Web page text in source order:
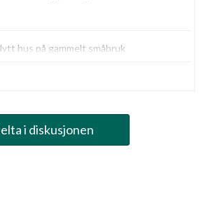
hus på gammelt småbruk
i diskusjonen